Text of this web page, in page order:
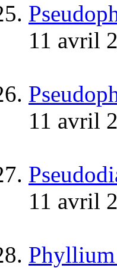
11 avril
11 avril
11 avril
Phyllium